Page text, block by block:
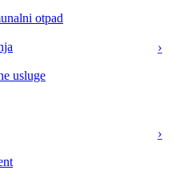
otpad
usluge